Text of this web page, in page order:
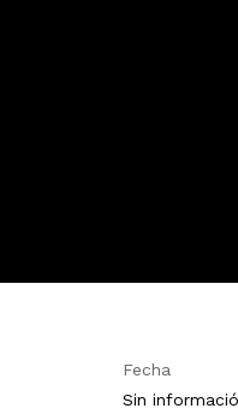
Fecha
Sin